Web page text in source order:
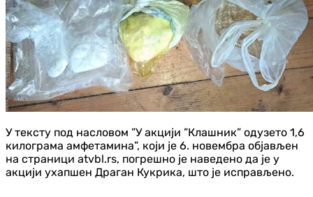
У тексту под насловом ”У акцији ”Клашник” одузето 1,6
килограма амфетамина”, који је 6. новембра објављен
на страници atvbl.rs, погрешно је наведено да је у
акцији ухапшен Драган Кукрика, што је исправљено.